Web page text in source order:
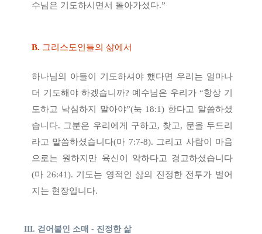
수님은 기도하시면서 돌아가셨다.”
B. 그리스도인들의 삶에서
하나님의 아들이 기도하셔야 했다면 우리는 얼마나
더 기도해야 하겠습니까? 예수님은 우리가 “항상 기
도하고 낙심하지 말아야”(눅 18:1) 한다고 말씀하셨
습니다. 그분은 우리에게 구하고, 찾고, 문을 두드리
라고 말씀하셨습니다(마 7:7-8). 그리고 사람이 마음
으로는 원하지만 육신이 약하다고 경고하셨습니다
(마 26:41). 기도는 영적인 삶의 진정한 전투가 벌어
지는 현장입니다.
III. 걷어붙인 소매 - 진정한 삶